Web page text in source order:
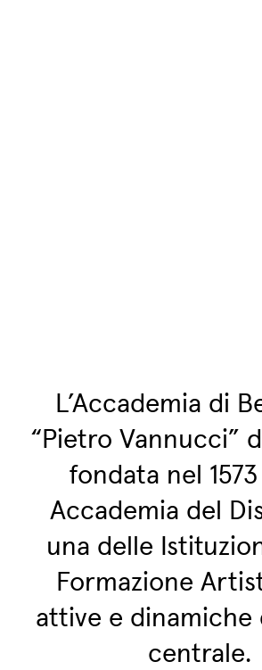
L’Accademia di
“Pietro Vannucci”
fondata nel
Accademia del
una delle
Formazione
attive e dinamiche
centrale.